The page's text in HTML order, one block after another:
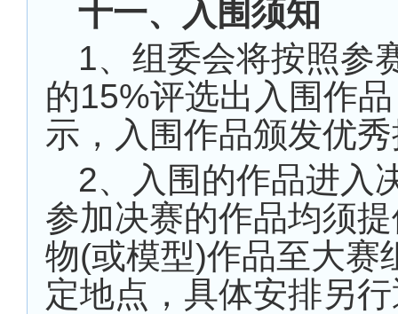
十一、入围须知
1、组委会将按照参
的15%评选出入围作
示，入围作品颁发优
2、入围的作品进入
参加决赛的作品均须
物(或模型)作品至大赛
定地点，具体安排另